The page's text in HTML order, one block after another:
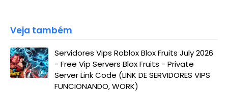
Veja também
Servidores Vips Roblox Blox Fruits July 2026
- Free Vip Servers Blox Fruits - Private
Server Link Code (LINK DE SERVIDORES VIPS
FUNCIONANDO, WORK)